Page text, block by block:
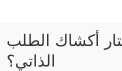
أكشاك الطلب
الذاتي؟